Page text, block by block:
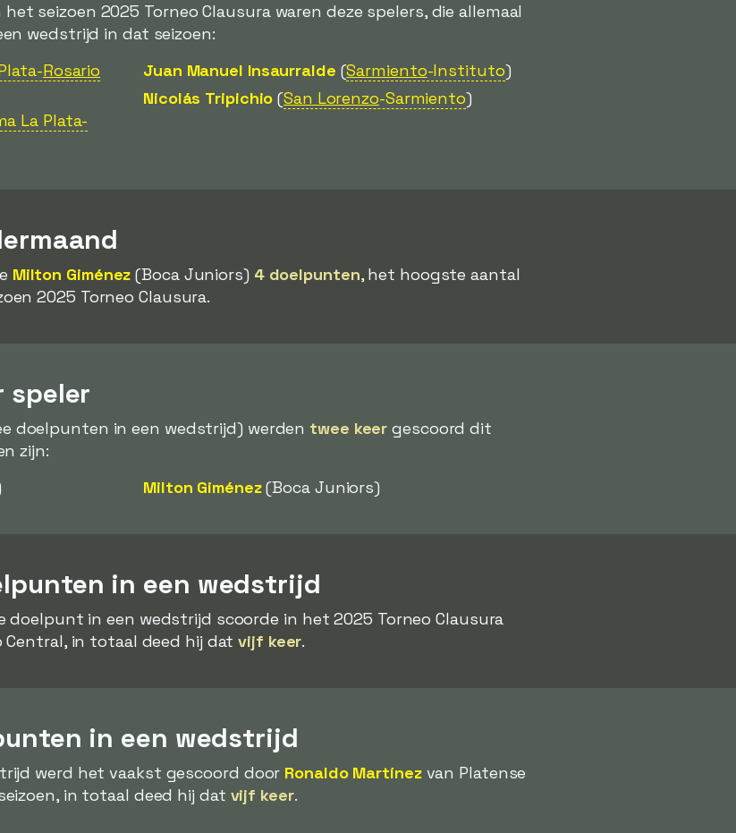
seizoen 2025 Torneo Clausura waren deze spelers, die allemaal
wedstrijd in dat seizoen:
Rosario
La Plata-
Juan Manuel Insaurralde (Sarmiento-Instituto)
Nicolás Tripichio (San Lorenzo-Sarmiento)
Milton Giménez (Boca Juniors) 4 doelpunten, het hoogste aantal
2025 Torneo Clausura.
speler
doelpunten in een wedstrijd) werden twee keer gescoord dit
zijn:
Milton Giménez(Boca Juniors)
in een wedstrijd
doelpunt in een wedstrijd scoorde in het 2025 Torneo Clausura
Central, in totaal deed hij datvijf keer.
in een wedstrijd
werd het vaakst gescoord door Ronaldo Martínezvan Platense
in totaal deed hij dat vijf keer.